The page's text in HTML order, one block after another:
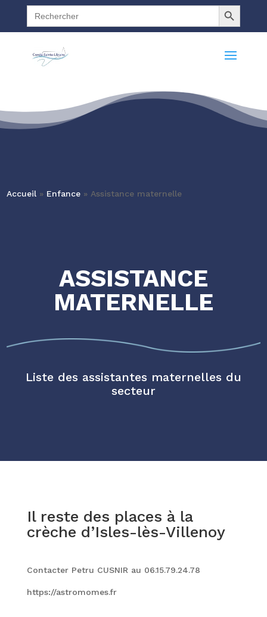
Search
for:
Search Button
Accueil » Enfance » Assistance maternelle
ASSISTANCE
MATERNELLE
Liste des assistantes maternelles du
secteur
Il reste des places à la
crèche d’Isles-lès-Villenoy
Contacter Petru CUSNIR au 06.15.79.24.78
https://astromomes.fr